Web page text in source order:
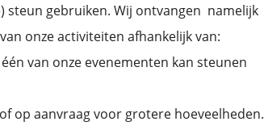
steun gebruiken. Wij ontvangen namelijk
onze activiteiten afhankelijk van:
van onze evenementen kan steunen
of op aanvraag voor grotere hoeveelheden.